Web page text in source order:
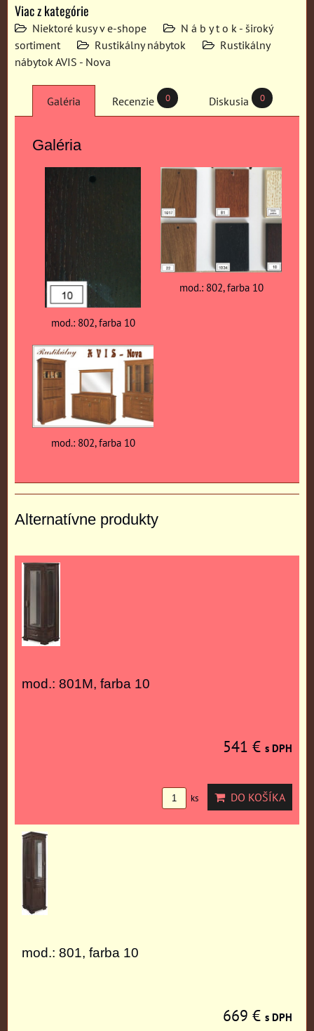
Viac z kategórie
Niektoré kusy v e-shope
N á b y t o k - široký
sortiment
Rustikálny nábytok
Rustikálny
nábytok AVIS - Nova
Galéria Recenzie 0 Diskusia 0
Galéria
mod.: 802, farba 10
mod.: 802, farba 10
mod.: 802, farba 10
Alternatívne produkty
mod.: 801M, farba 10
541 € s DPH
ks DO KOŠÍKA
mod.: 801, farba 10
669 € s DPH